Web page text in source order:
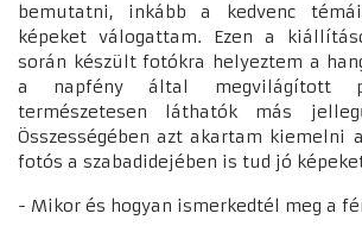
bemutatni, inkább a kedvenc
képeket válogattam. Ezen a
során készült fotókra helyeztem a
a napfény által megvilágított
természetesen láthatók más
Összességében azt akartam kiemelni
fotós a szabadidejében is tud jó
- Mikor és hogyan ismerkedtél meg a